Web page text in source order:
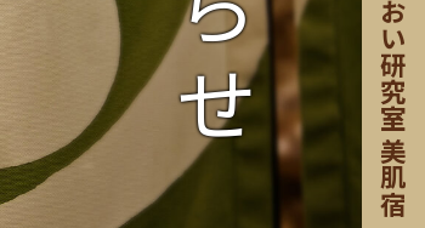
うるおい研究室
美肌宿